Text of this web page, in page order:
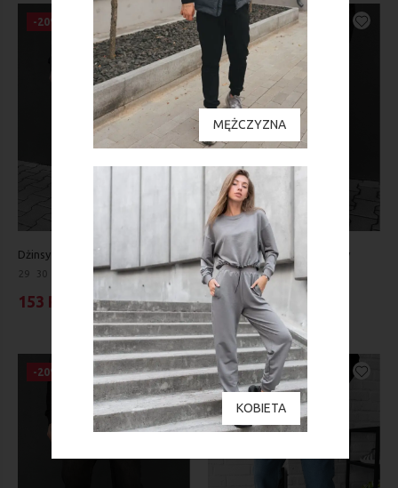
-20%
Dżinsy Staff 09 regular dark blue
29 30
153 PLN 191 PLN
-41%
Dżinsy Staff 0917 dark gray
baggy
31 32 33 34
126 PLN 213 PLN
-20% -20%
MĘŻCZYZNA
KOBIETA